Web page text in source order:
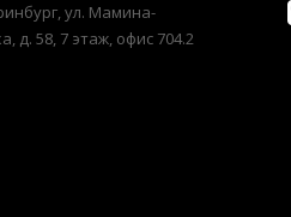
ул. Мамина-
д. 58, 7 этаж, офис 704.2